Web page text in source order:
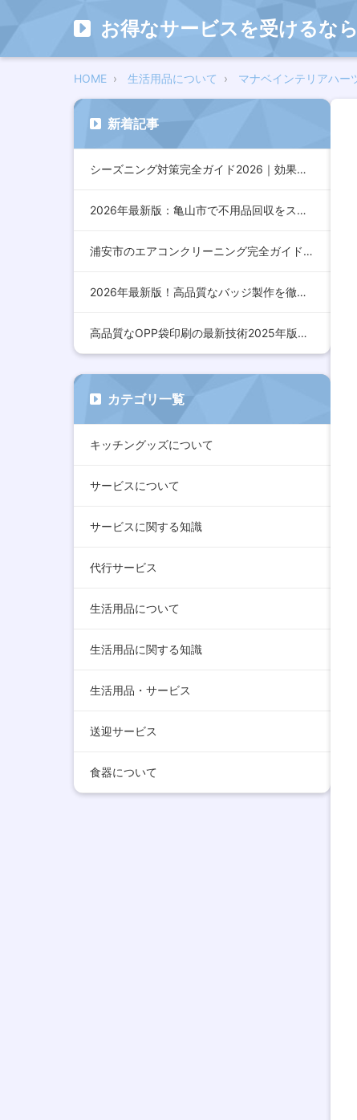
お得なサービスを受けるなら
HOME 生活用品について マナベインテリアハー
新着記事
シーズニング対策完全ガイド2026｜効果的な方法とおすすめア…
2026年最新版：亀山市で不用品回収をスムーズに行うための完…
浦安市のエアコンクリーニング完全ガイド2026年版｜効果的な…
2026年最新版！高品質なバッジ製作を徹底解説：デザインから…
高品質なOPP袋印刷の最新技術2025年版：コスト削減とデザ…
カテゴリ一覧
キッチングッズについて
サービスについて
サービスに関する知識
代行サービス
生活用品について
生活用品に関する知識
生活用品・サービス
送迎サービス
食器について